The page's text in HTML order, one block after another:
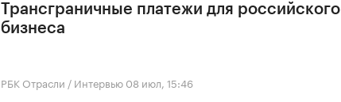
Трансграничные платежи для российского
бизнеса
РБК Отрасли / Интервью 08 июл, 15:46